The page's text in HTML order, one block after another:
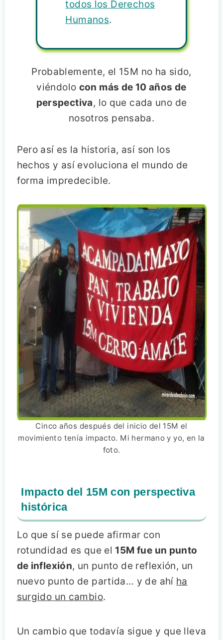
todos los Derechos
Humanos.
Probablemente, el 15M no ha sido,
viéndolo con más de 10 años de
perspectiva, lo que cada uno de
nosotros pensaba.
Pero así es la historia, así son los
hechos y así evoluciona el mundo de
forma impredecible.
Cinco años después del inicio del 15M el
movimiento tenía impacto. Mi hermano y yo, en la
foto.
Impacto del 15M con perspectiva
histórica
Lo que sí se puede afirmar con
rotundidad es que el 15M fue un punto
de inflexión, un punto de reflexión, un
nuevo punto de partida… y de ahí ha
surgido un cambio.
Un cambio que todavía sigue y que lleva